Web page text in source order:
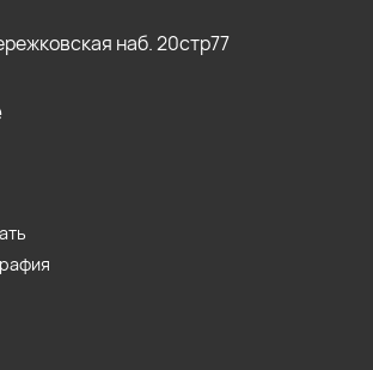
наб. 20стр77